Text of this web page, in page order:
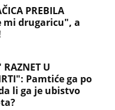
PREBILA
mi drugaricu", a
RAZNET U
Pamtiće ga po
li ga je ubistvo